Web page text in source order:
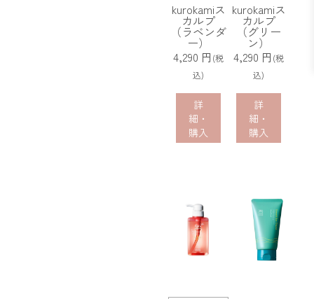
kurokamiス
カルプ
（ラベンダ
ー）
4,290 円 (税
込)
詳
細・
購入
kurokamiス
カルプ
（グリー
ン）
4,290 円 (税
込)
詳
細・
購入